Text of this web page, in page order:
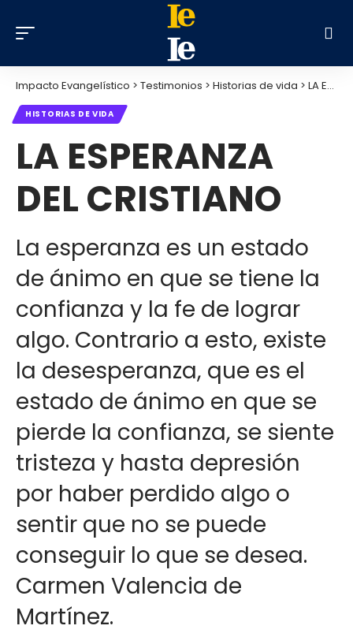
Impacto Evangelístico > Testimonios > Historias de vida > LA ESPERANZA DEL CRISTIANO
HISTORIAS DE VIDA
LA ESPERANZA
DEL CRISTIANO
La esperanza es un estado
de ánimo en que se tiene la
confianza y la fe de lograr
algo. Contrario a esto, existe
la desesperanza, que es el
estado de ánimo en que se
pierde la confianza, se siente
tristeza y hasta depresión
por haber perdido algo o
sentir que no se puede
conseguir lo que se desea.
Carmen Valencia de
Martínez.